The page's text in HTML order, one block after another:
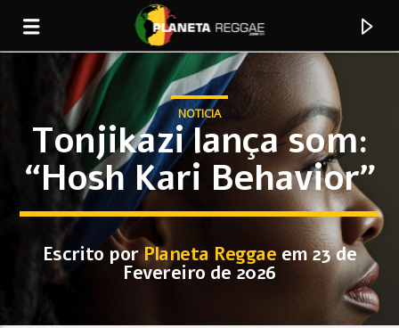
0:00
NOTICIA
Tonjikazi lança som:
“Hosh Kari Behavior”
Escrito porPlaneta Reggae em 23 de
Fevereiro de 2026